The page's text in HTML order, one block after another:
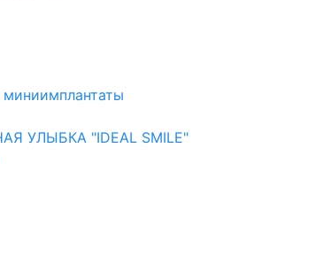
УЛЫБКА "IDEAL SMILE"